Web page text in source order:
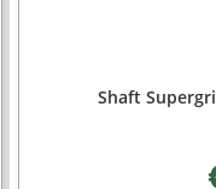
Shaft